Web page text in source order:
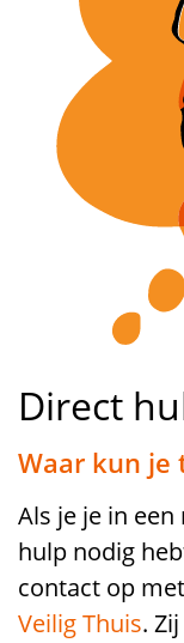
Direct
Waar kun je
Als je je in
hulp nodig
contact op
Veilig Thuis.